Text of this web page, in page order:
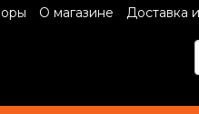
О магазине Доставка